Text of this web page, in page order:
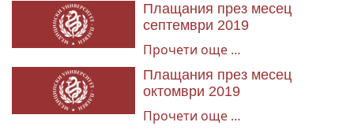
Плащания през месец
септември 2019
Прочети още …
Плащания през месец
октомври 2019
Прочети още …